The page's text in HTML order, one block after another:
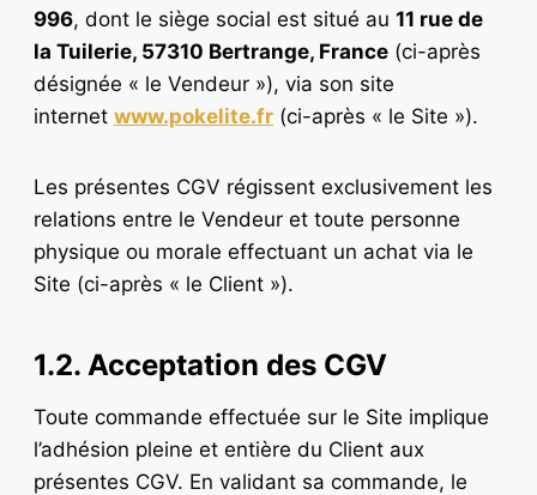
996, dont le siège social est situé au 11 rue de
la Tuilerie, 57310 Bertrange, France (ci-après
désignée « le Vendeur »), via son site
internet www.pokelite.fr (ci-après « le Site »).
Les présentes CGV régissent exclusivement les
relations entre le Vendeur et toute personne
physique ou morale effectuant un achat via le
Site (ci-après « le Client »).
1.2. Acceptation des CGV
Toute commande effectuée sur le Site implique
l’adhésion pleine et entière du Client aux
présentes CGV. En validant sa commande, le